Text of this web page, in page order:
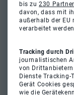
bis zu230 Partner
davon, dass mit
außerhalb der EU
verarbeitet
Tracking durch
journalistischen
von
Dienste
Gerät Cookies
wie die